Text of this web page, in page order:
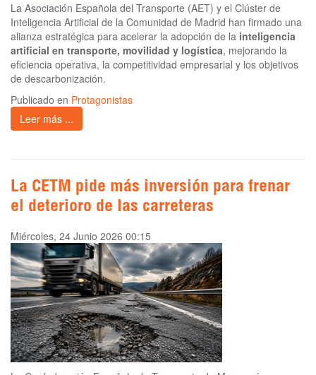
La Asociación Española del Transporte (AET) y el Clúster de
Inteligencia Artificial de la Comunidad de Madrid han firmado una
alianza estratégica para acelerar la adopción de la inteligencia
artificial en transporte, movilidad y logística, mejorando la
eficiencia operativa, la competitividad empresarial y los objetivos
de descarbonización.
Publicado en Protagonistas
Leer más ...
La CETM pide más inversión para frenar
el deterioro de las carreteras
Miércoles, 24 Junio 2026 00:15